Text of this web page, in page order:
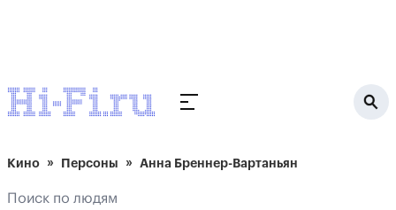
Кино Персоны Анна Бреннер-Вартаньян
Поиск по людям